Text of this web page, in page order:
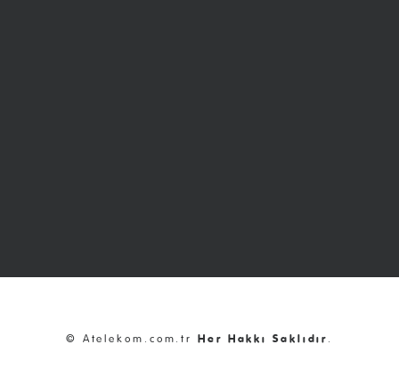
© Atelekom.com.trHer Hakkı Saklıdır .